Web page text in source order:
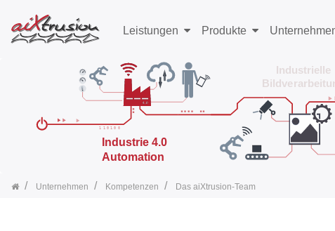
Leistungen Produkte
Unternehmen Kompetenzen Das aiXtrusion-Team